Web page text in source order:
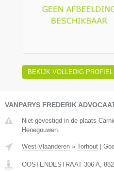
BEKIJK VOLLEDIG PROFIEL
VANPARYS FREDERIK
Niet gevestigd in de plaats
Henegouwen.
West-Vlaanderen » Torhout
OOSTENDESTRAAT 306 A